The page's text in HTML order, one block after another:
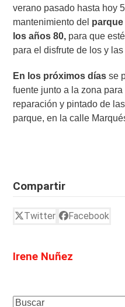
verano pasado hasta hoy
mantenimiento del parque
los años 80, para que
para el disfrute de los y
En los próximos días se
fuente junto a la zona
reparación y pintado de
parque, en la calle
Compartir
Twitter Facebook
Irene Nuñez
Search